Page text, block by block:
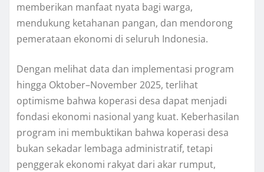
memberikan manfaat nyata bagi warga,
mendukung ketahanan pangan, dan mendorong
pemerataan ekonomi di seluruh Indonesia.
Dengan melihat data dan implementasi program
hingga Oktober–November 2025, terlihat
optimisme bahwa koperasi desa dapat menjadi
fondasi ekonomi nasional yang kuat. Keberhasilan
program ini membuktikan bahwa koperasi desa
bukan sekadar lembaga administratif, tetapi
penggerak ekonomi rakyat dari akar rumput,